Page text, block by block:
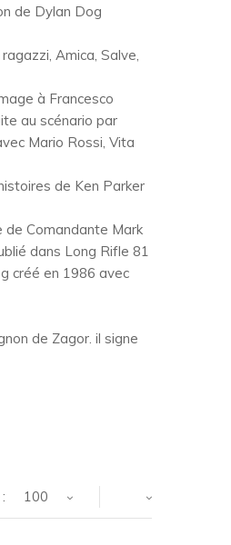
de Dylan Dog
Amica, Salve,
à Francesco
au scénario par
Mario Rossi, Vita
de Ken Parker
de Comandante Mark
dans Long Rifle 81
créé en 1986 avec
de Zagor. il signe
100